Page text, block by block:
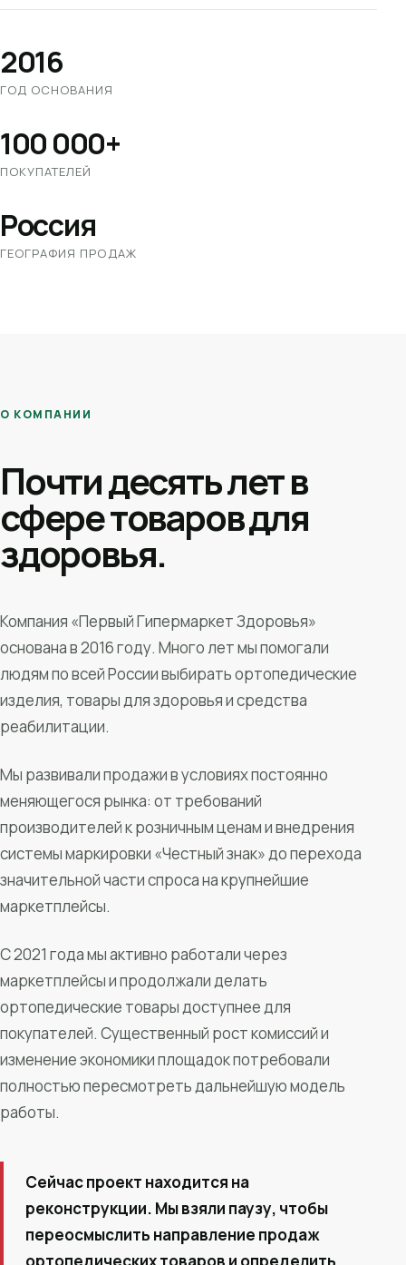
2016
ГОД ОСНОВАНИЯ
100 000+
ПОКУПАТЕЛЕЙ
Россия
ГЕОГРАФИЯ ПРОДАЖ
О КОМПАНИИ
Почти десять лет в
сфере товаров для
здоровья.
Компания «Первый Гипермаркет Здоровья»
основана в 2016 году. Много лет мы помогали
людям по всей России выбирать ортопедические
изделия, товары для здоровья и средства
реабилитации.
Мы развивали продажи в условиях постоянно
меняющегося рынка: от требований
производителей к розничным ценам и внедрения
системы маркировки «Честный знак» до перехода
значительной части спроса на крупнейшие
маркетплейсы.
С 2021 года мы активно работали через
маркетплейсы и продолжали делать
ортопедические товары доступнее для
покупателей. Существенный рост комиссий и
изменение экономики площадок потребовали
полностью пересмотреть дальнейшую модель
работы.
Сейчас проект находится на
реконструкции. Мы взяли паузу, чтобы
переосмыслить направление продаж